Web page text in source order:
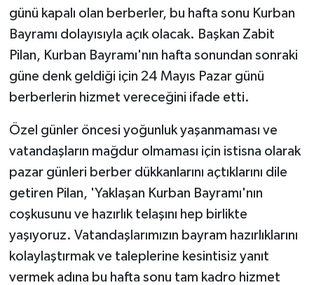
günü kapalı olan berberler, bu hafta sonu Kurban
Bayramı dolayısıyla açık olacak. Başkan Zabit
Pilan, Kurban Bayramı'nın hafta sonundan sonraki
güne denk geldiği için 24 Mayıs Pazar günü
berberlerin hizmet vereceğini ifade etti.
Özel günler öncesi yoğunluk yaşanmaması ve
vatandaşların mağdur olmaması için istisna olarak
pazar günleri berber dükkanlarını açtıklarını dile
getiren Pilan, 'Yaklaşan Kurban Bayramı'nın
coşkusunu ve hazırlık telaşını hep birlikte
yaşıyoruz. Vatandaşlarımızın bayram hazırlıklarını
kolaylaştırmak ve taleplerine kesintisiz yanıt
vermek adına bu hafta sonu tam kadro hizmet
İş Dünyası
Jandarma
KÜLTÜR SANAT
MAGAZİN
Otomobil
POLİTİKA
Sağlık